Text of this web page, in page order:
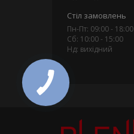
Стіл замовлень
Пн-Пт: 09:00 - 18:00
Сб: 10:00 - 15:00
Нд: вихідний